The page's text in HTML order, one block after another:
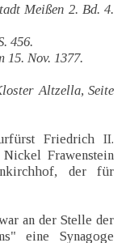
Meißen 2. Bd. 4.
456.
15. Nov. 1377.
Altzella, Seite
Friedrich II.
Frawenstein
der für
an der Stelle der
eine Synagoge